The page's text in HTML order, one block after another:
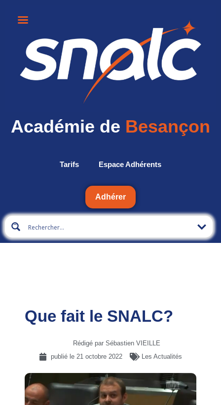
Académie de Besançon
Tarifs Espace Adhérents
Adhérer
Que fait le SNALC?
Rédigé par Sébastien VIEILLE
publié le 21 octobre 2022 Les Actualités